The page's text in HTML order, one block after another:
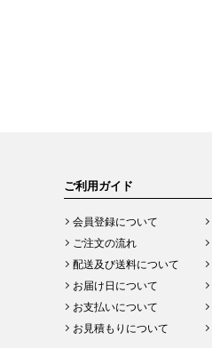
ご利用ガイド
会員登録について
ご注文の流れ
配送及び送料について
お届け日について
お支払いについて
お見積もりについて